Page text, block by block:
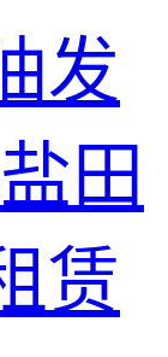
发
田
赁